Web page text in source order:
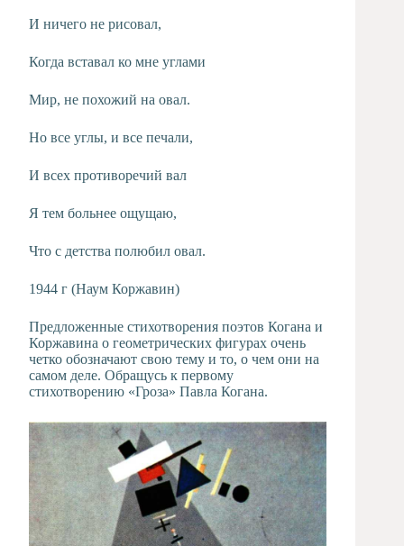
И ничего не рисовал,
Когда вставал ко мне углами
Мир, не похожий на овал.
Но все углы, и все печали,
И всех противоречий вал
Я тем больнее ощущаю,
Что с детства полюбил овал.
1944 г (Наум Коржавин)
Предложенные стихотворения поэтов Когана и
Коржавина о геометрических фигурах очень
четко обозначают свою тему и то, о чем они на
самом деле. Обращусь к первому
стихотворению «Гроза» Павла Когана.